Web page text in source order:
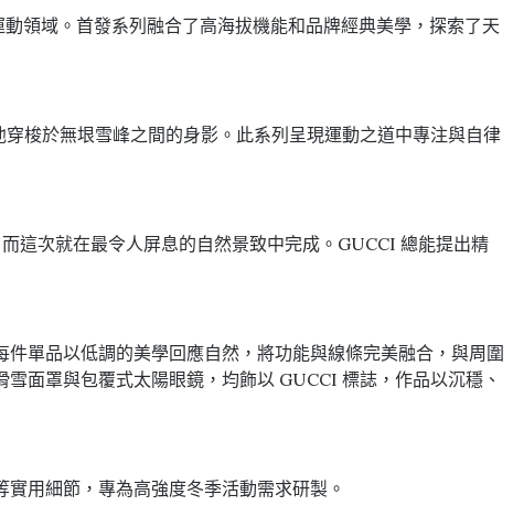
領域。首發系列融合了高海拔機能和品牌經典美學，探索了天
梭於無垠雪峰之間的身影。此系列呈現運動之道中專注與自律
這次就在最令人屏息的自然景致中完成。GUCCI 總能提出精
單品以低調的美學回應自然，將功能與線條完美融合，與周圍
面罩與包覆式太陽眼鏡，均飾以 GUCCI 標誌，作品以沉穩、
用細節，專為高強度冬季活動需求研製。